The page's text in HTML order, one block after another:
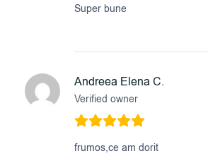
Super bune
Andreea Elena C.
Verified owner
frumos,ce am dorit